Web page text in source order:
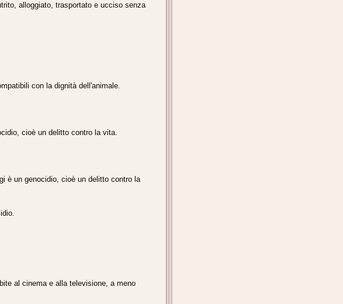
alloggiato, trasportato e ucciso senza
con la dignità dell'animale.
cioè un delitto contro la vita.
è un genocidio, cioè un delitto contro la
al cinema e alla televisione, a meno